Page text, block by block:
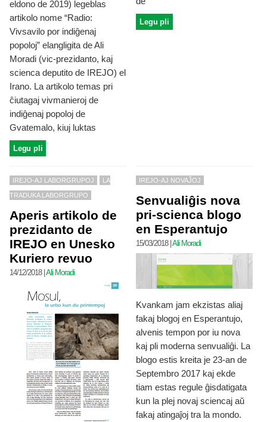
eldono de 2019) legeblas
artikolo nome “Radio:
Vivsavilo por indiĝenaj
popoloj” elangligita de Ali
Moradi (vic-prezidanto, kaj
scienca deputito de IREJO) el
Irano. La artikolo temas pri
ĉiutagaj vivmanieroj de
indiĝenaj popoloj de
Gvatemalo, kiuj luktas
Legu pli
Legu pli
IREJO-AJ LABORGRUPOJ LA
TRADUKA LABORGRUPO
Aperis artikolo de
prezidanto de
IREJO en Unesko
Kuriero revuo
14/12/2018|Ali Moradi
IREJO-AJ NOVAĴOJ
Senvualiĝis nova
pri-scienca blogo
en Esperantujo
15/03/2018|Ali Moradi
Kvankam jam ekzistas aliaj
fakaj blogoj en Esperantujo,
alvenis tempon por iu nova
kaj pli moderna senvualiĝi. La
blogo estis kreita je 23-an de
Septembro 2017 kaj ekde
tiam estas regule ĝisdatigata
kun la plej novaj sciencaj aŭ
fakaj atingaĵoj tra la mondo.